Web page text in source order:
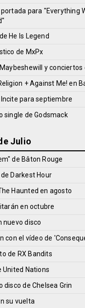
para "Everything
He Is Legend
de MxPx
y conciertos
+ Against Me! en
para septiembre
single de Godsmack
Julio
de Bâton Rouge
Darkest Hour
Haunted en agosto
en octubre
nuevo disco
con el vídeo de
de RX Bandits
United Nations
disco de Chelsea Grin
su vuelta